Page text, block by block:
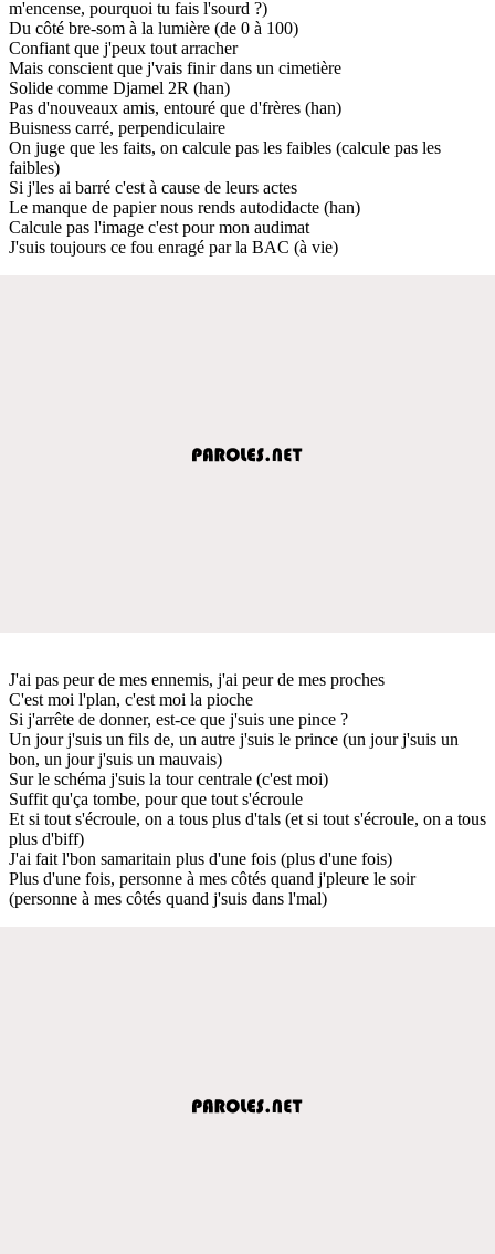
m'encense, pourquoi tu fais l'sourd ?)
Du côté bre-som à la lumière (de 0 à 100)
Confiant que j'peux tout arracher
Mais conscient que j'vais finir dans un cimetière
Solide comme Djamel 2R (han)
Pas d'nouveaux amis, entouré que d'frères (han)
Buisness carré, perpendiculaire
On juge que les faits, on calcule pas les faibles (calcule pas les
faibles)
Si j'les ai barré c'est à cause de leurs actes
Le manque de papier nous rends autodidacte (han)
Calcule pas l'image c'est pour mon audimat
J'suis toujours ce fou enragé par la BAC (à vie)
J'ai pas peur de mes ennemis, j'ai peur de mes proches
C'est moi l'plan, c'est moi la pioche
Si j'arrête de donner, est-ce que j'suis une pince ?
Un jour j'suis un fils de, un autre j'suis le prince (un jour j'suis un
bon, un jour j'suis un mauvais)
Sur le schéma j'suis la tour centrale (c'est moi)
Suffit qu'ça tombe, pour que tout s'écroule
Et si tout s'écroule, on a tous plus d'tals (et si tout s'écroule, on a tous
plus d'biff)
J'ai fait l'bon samaritain plus d'une fois (plus d'une fois)
Plus d'une fois, personne à mes côtés quand j'pleure le soir
(personne à mes côtés quand j'suis dans l'mal)